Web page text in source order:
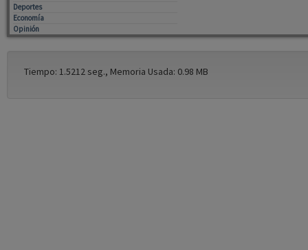
Deportes
Economía
Opinión
Tiempo: 1.5212 seg., Memoria Usada: 0.98 MB